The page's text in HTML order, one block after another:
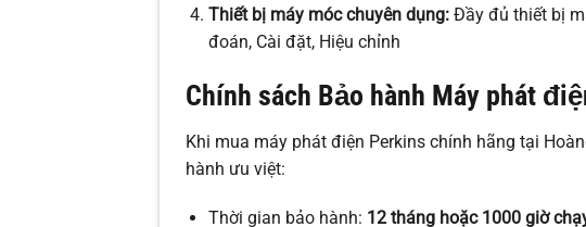
Thiết bị máy móc chuyên dụng:Đầy đủ thiết bị
đoán, Cài đặt, Hiệu chỉnh
Chính sách Bảo hành Máy phát
Khi mua máy phát điện Perkins chính hãng tại
hành ưu việt:
Thời gian bảo hành: 12 tháng hoặc 1000 giờ